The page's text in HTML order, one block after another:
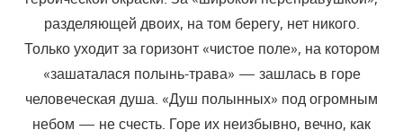
разделяющей двоих, на том берегу, нет никого.
Только уходит за горизонт «чистое поле», на котором
«зашаталася полынь-трава» — зашлась в горе
человеческая душа. «Душ полынных» под огромным
небом — не счесть. Горе их неизбывно, вечно, как